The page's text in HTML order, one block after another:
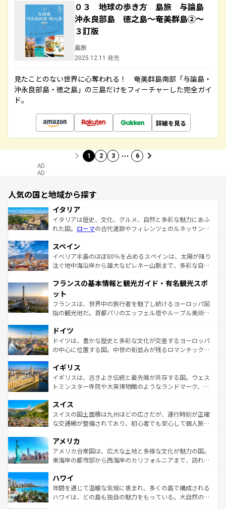
０３ 地球の歩き方 島旅 与論島
沖永良部島 徳之島～奄美群島②～
３訂版
島旅
2025.12.11 発売
見たことのない世界に心奪われる！ 奄美群島南部「与論島・
沖永良部島・徳之島」の三島だけをフィーチャーした完全ガイ
ド。
詳細を見る
1 2 3 … 6
AD
AD
人気の国と地域から探す
イタリア
イタリアは歴史、文化、グルメ、自然と多彩な魅力にあふ
れた国。 ローマの古代遺跡やフィレンツェのルネッサンス
ろん、トスカーナの美しい田園風景やアマルフィ海岸の絶
景など、自然景観も見逃せない。観光の合間には、本場の
ピザやパスタなど、絶品のイタリア料理を堪能することも
ませてくれるイタリアで、忘れられない旅をしてみよう！
なお、新着のイタリア情報は
しい。
スペイン
イベリア半島のほぼ80％を占めるスペインは、太陽が降り
注ぐ地中海沿岸から雄大なピレネー山脈まで、多彩な自然
文化が根付くこの国では、情熱的なフラメンコ、熱気あふ
れる闘牛、そして美味しいタパスが生活の一部となってい
る。首都マドリードの洗練された雰囲気や、バルセロナの
アートに溢れた街角から、地方では古代ローマ遺跡や中世
せる。地方によって風土や気候が異なるスペインはその個
性で訪れる人を魅了する。 なお、新着のスペイン情報は コ
ンテンツ一覧を参照してほしい。
フランスの基本情報と観光ガイド・有名観光スポ
ット
フランスは、世界中の旅行者を魅了し続けるヨーロッパ屈
指の観光地だ。首都パリのエッフェル塔やルーブル美術館
で、幅広い魅力が詰まっている。華麗な宮殿、歴史的な大
聖堂、美しいビーチ、そして豊かな自然が、訪れる者を心
から魅了する。また、フランスは美食の国としても知ら
いる。シャンパンの発祥地であるランス、プロヴァンスの
香り高いラベンダー畑など、多彩な楽しみ方が可能だ。さ
らに、パリ以外の地域にも魅力が溢れており、どの街角に
れる地方に足を運ぶとそれぞれで全く異なる文化を体験で
きるだろう。 なお、新着のフランス情報はコンテンツ一覧
を参照してほしい。
ドイツ
ドイツは、豊かな歴史と多彩な文化が交差するヨーロッパ
の中心に位置する国。中世の街並みが残るロマンチック街
顔を持つこの国は、どこを歩いても飽きることがない。ベ
ルリンの文化的活気、バイエルン州のアルプスの絶景、そ
してライン川沿いのワイン畑といった風景は必見。ビール
は、お酒好きな人にはぜひ体験してほしい。 なお、新着の
ドイツ情報はコンテンツ一覧を参照してほしい。
イギリス
イギリスは、古きよき伝統と最先端が共存する国。ウェス
トミンスター寺院や大英博物館のようなランドマーク、歴
リアごとに異なる魅力がある。また、優雅なアフタヌーン
ティー、ビール好きにはたまらない英国パブ、サッカー観
戦など、本場だからこそできる体験も豊富。イギリスを旅
ンツ一覧を参照してほしい。
スイス
スイスの国土面積は九州ほどの広さだが、運行時刻が正確
な交通網が整備されており、初心者でも安心して個人旅行
の建物がそのまま残る町や、スイスならではのユニークな
博物館もあり、アルプス観光だけでなく町歩きも満喫する
ことができる。国民の所得が高いため物価も高いが、旅行
ば市内交通費無料で観光を楽しむこともできる。 なお、新
着のスイス情報はコンテンツ一覧 を参照してほしい。
アメリカ
アメリカ合衆国は、広大な土地と多様な文化が魅力の国。
東海岸の都市部から西海岸のカリフォルニアまで、訪れる
のような巨大都市は、観光、ショッピング、エンターテイ
ンメントが詰まった刺激的なスポットだ。一方、アメリカ
西部には大自然が広がり、グランドキャニオンやイエロー
ハワイ
年間を通じて温暖な気候に恵まれ、多くの島で構成される
ハワイは、どの島も独自の魅力をもっている。大自然の神